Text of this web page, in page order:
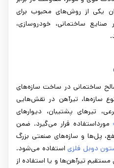
یکی از روش‌های محبوب برای
صنایع ساختمانی، خودروسازی،
ساختمانی در ساخت سازه‌های
سازه‌ها، تیرآهن در نقش‌هایی
تیرهای پشتیبان، دیوارهای
مورداستفاده قرار می‌گیرد. ضمن
پل‌ها و سازه‌های صنعتی بزرگ
دوبل فلزی استفاده می‌شود.
تیرآهن‌ها و یا استفاده از